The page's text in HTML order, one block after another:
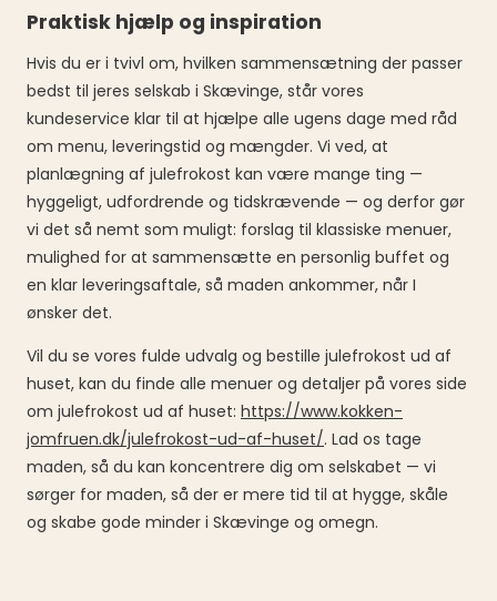
Praktisk hjælp og inspiration
Hvis du er i tvivl om, hvilken sammensætning der passer
bedst til jeres selskab i Skævinge, står vores
kundeservice klar til at hjælpe alle ugens dage med råd
om menu, leveringstid og mængder. Vi ved, at
planlægning af julefrokost kan være mange ting —
hyggeligt, udfordrende og tidskrævende — og derfor gør
vi det så nemt som muligt: forslag til klassiske menuer,
mulighed for at sammensætte en personlig buffet og
en klar leveringsaftale, så maden ankommer, når I
ønsker det.
Vil du se vores fulde udvalg og bestille julefrokost ud af
huset, kan du finde alle menuer og detaljer på vores side
om julefrokost ud af huset: https://www.kokken-
jomfruen.dk/julefrokost-ud-af-huset/. Lad os tage
maden, så du kan koncentrere dig om selskabet — vi
sørger for maden, så der er mere tid til at hygge, skåle
og skabe gode minder i Skævinge og omegn.